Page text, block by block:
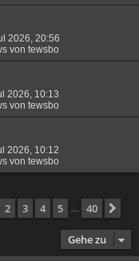
2026, 20:56
von tewsbo
2026, 10:13
von tewsbo
2026, 10:12
von tewsbo
1von 40
2 3 4 5 40
Gehe zu